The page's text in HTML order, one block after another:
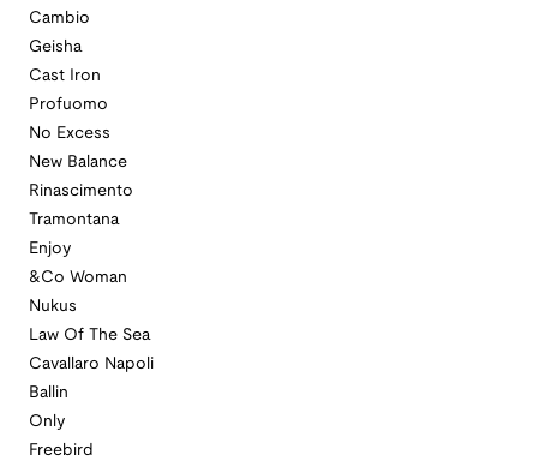
Cambio
Geisha
Cast Iron
Profuomo
No Excess
New Balance
Rinascimento
Tramontana
Enjoy
&Co Woman
Nukus
Law Of The Sea
Cavallaro Napoli
Ballin
Only
Freebird